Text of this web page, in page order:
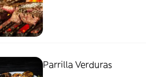
Parrilla Verduras